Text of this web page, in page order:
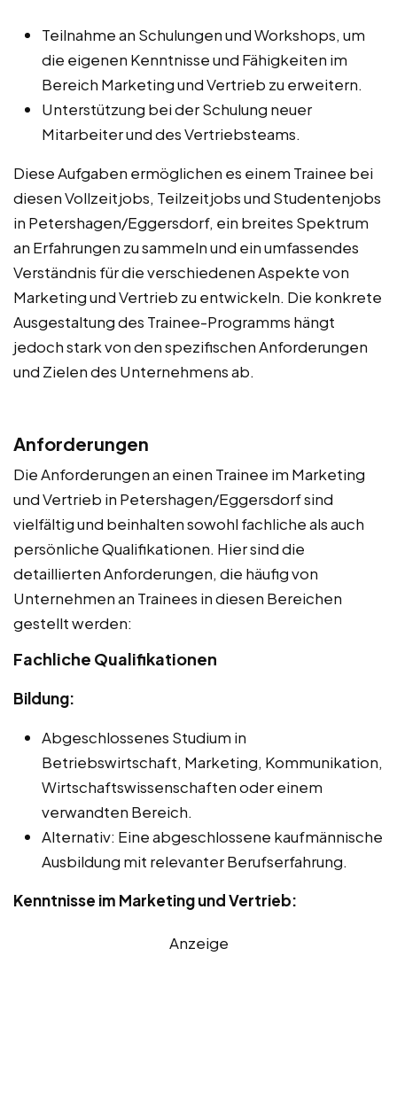
Teilnahme an Schulungen und Workshops, um
die eigenen Kenntnisse und Fähigkeiten im
Bereich Marketing und Vertrieb zu erweitern.
Unterstützung bei der Schulung neuer
Mitarbeiter und des Vertriebsteams.
Diese Aufgaben ermöglichen es einem Trainee bei
diesen Vollzeitjobs, Teilzeitjobs und Studentenjobs
in Petershagen/Eggersdorf, ein breites Spektrum
an Erfahrungen zu sammeln und ein umfassendes
Verständnis für die verschiedenen Aspekte von
Marketing und Vertrieb zu entwickeln. Die konkrete
Ausgestaltung des Trainee-Programms hängt
jedoch stark von den spezifischen Anforderungen
und Zielen des Unternehmens ab.
Anforderungen
Die Anforderungen an einen Trainee im Marketing
und Vertrieb in Petershagen/Eggersdorf sind
vielfältig und beinhalten sowohl fachliche als auch
persönliche Qualifikationen. Hier sind die
detaillierten Anforderungen, die häufig von
Unternehmen an Trainees in diesen Bereichen
gestellt werden:
Fachliche Qualifikationen
Bildung:
Abgeschlossenes Studium in
Betriebswirtschaft, Marketing, Kommunikation,
Wirtschaftswissenschaften oder einem
verwandten Bereich.
Alternativ: Eine abgeschlossene kaufmännische
Ausbildung mit relevanter Berufserfahrung.
Kenntnisse im Marketing und Vertrieb:
Anzeige